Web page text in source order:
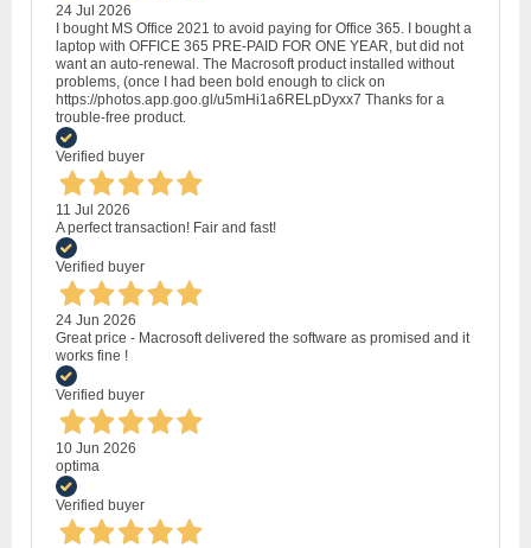
24 Jul 2026
I bought MS Office 2021 to avoid paying for Office 365. I bought a
laptop with OFFICE 365 PRE-PAID FOR ONE YEAR, but did not
want an auto-renewal. The Macrosoft product installed without
problems, (once I had been bold enough to click on
https://photos.app.goo.gl/u5mHi1a6RELpDyxx7 Thanks for a
trouble-free product.
Verified buyer
11 Jul 2026
A perfect transaction! Fair and fast!
Verified buyer
24 Jun 2026
Great price - Macrosoft delivered the software as promised and it
works fine !
Verified buyer
10 Jun 2026
optima
Verified buyer